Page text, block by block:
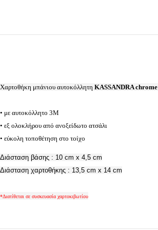
Χαρτοθήκη μπάνιου αυτοκόλλητη KASSANDRA chrome
• με αυτοκόλλητο 3Μ
• εξ ολοκλήρου από ανοξείδωτο ατσάλι
• εύκολη τοποθέτηση στο τοίχο
Διάσταση βάσης : 10 cm x 4,5 cm
Διάσταση χαρτοθήκης : 13,5 cm x 14 cm
*Διατίθεται σε συσκευασία χαρτοκιβωτίου